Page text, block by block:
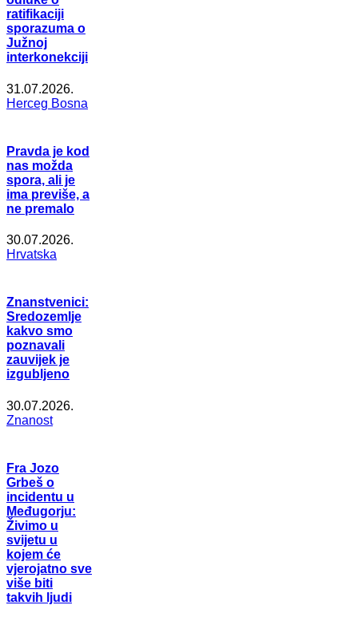
ratifikaciji
sporazuma o
Južnoj
interkonekciji
31.07.2026.
Herceg Bosna
Pravda je kod
nas možda
spora, ali je
ima previše, a
ne premalo
30.07.2026.
Hrvatska
Znanstvenici:
Sredozemlje
kakvo smo
poznavali
zauvijek je
izgubljeno
30.07.2026.
Znanost
Fra Jozo
Grbeš o
incidentu u
Međugorju:
Živimo u
svijetu u
kojem će
vjerojatno sve
više biti
takvih ljudi